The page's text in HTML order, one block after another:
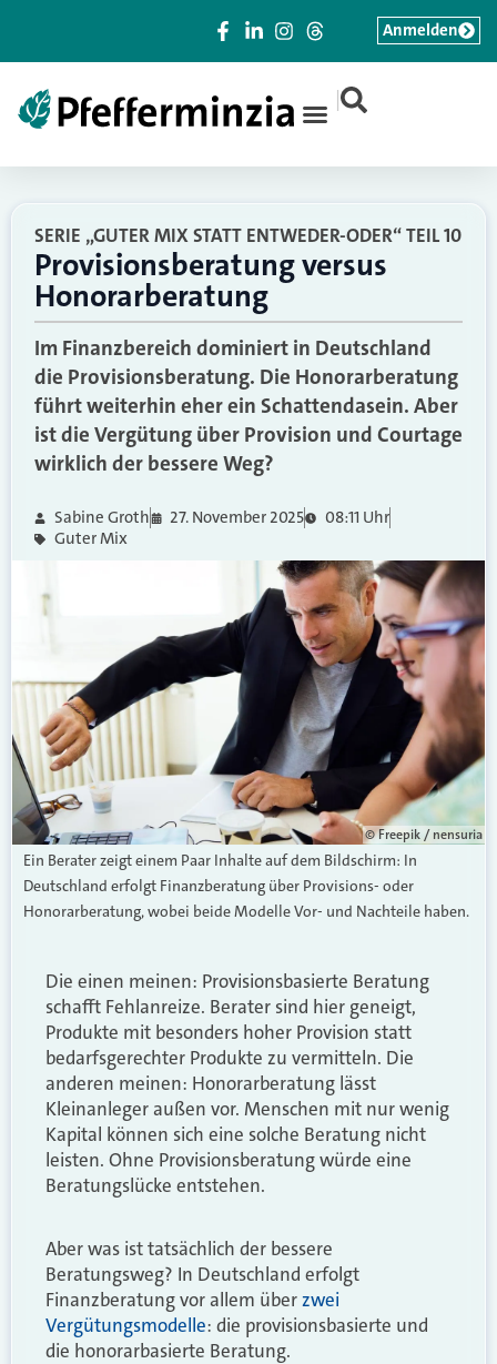
|
Anmelden
SERIE „GUTER MIX STATT ENTWEDER-ODER“ TEIL 10
Provisionsberatung versus
Honorarberatung
Im Finanzbereich dominiert in Deutschland
die Provisionsberatung. Die Honorarberatung
führt weiterhin eher ein Schattendasein. Aber
ist die Vergütung über Provision und Courtage
wirklich der bessere Weg?
Sabine Groth 27. November 2025
08:11 Uhr
Guter Mix
© Freepik / nensuria
Ein Berater zeigt einem Paar Inhalte auf dem Bildschirm: In
Deutschland erfolgt Finanzberatung über Provisions- oder
Honorarberatung, wobei beide Modelle Vor- und Nachteile haben.
Die einen meinen: Provisionsbasierte Beratung
schafft Fehlanreize. Berater sind hier geneigt,
Produkte mit besonders hoher Provision statt
bedarfsgerechter Produkte zu vermitteln. Die
anderen meinen: Honorarberatung lässt
Kleinanleger außen vor. Menschen mit nur wenig
Kapital können sich eine solche Beratung nicht
leisten. Ohne Provisionsberatung würde eine
Beratungslücke entstehen.
Aber was ist tatsächlich der bessere
Beratungsweg? In Deutschland erfolgt
Finanzberatung vor allem überzwei
Vergütungsmodelle: die provisionsbasierte und
die honorarbasierte Beratung.